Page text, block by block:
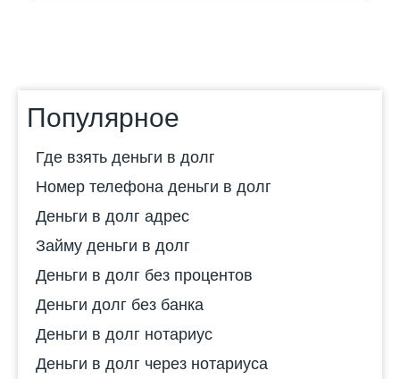
Популярное
Где взять деньги в долг
Номер телефона деньги в долг
Деньги в долг адрес
Займу деньги в долг
Деньги в долг без процентов
Деньги долг без банка
Деньги в долг нотариус
Деньги в долг через нотариуса